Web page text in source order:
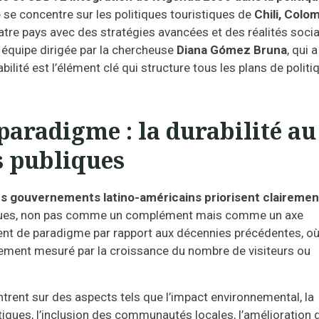
se concentre sur les politiques touristiques de Chili,
pays avec des stratégies avancées et des réalités
dirigée par la chercheuse Diana Gómez Bruna, qui a
est l’élément clé qui structure tous les plans de
: la durabilité au
publiques
gouvernements latino-américains priorisent
non pas comme un complément mais comme un axe
de paradigme par rapport aux décennies précédentes,
mesuré par la croissance du nombre de visiteurs ou
sur des aspects tels que l’impact environnemental, la
l’inclusion des communautés locales, l’amélioration